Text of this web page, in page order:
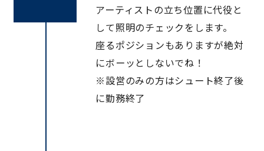
アーティストの立ち位置に代役と
して照明のチェックをします。
座るポジションもありますが絶対
にボーッとしないでね！
※設営のみの方はシュート終了後
に勤務終了